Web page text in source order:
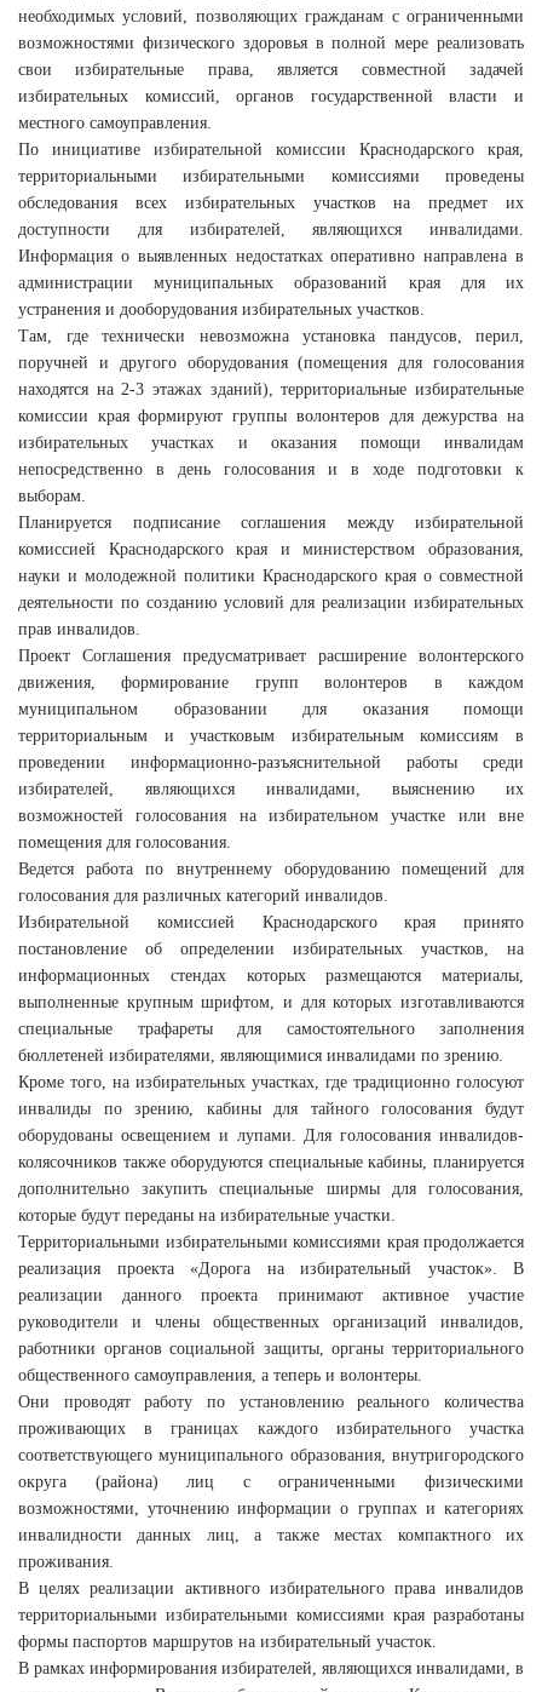
необходимых условий, позволяющих гражданам с ограниченными
возможностями физического здоровья в полной мере реализовать
свои избирательные права, является совместной задачей
избирательных комиссий, органов государственной власти и
местного самоуправления.
По инициативе избирательной комиссии Краснодарского края,
территориальными избирательными комиссиями проведены
обследования всех избирательных участков на предмет их
доступности для избирателей, являющихся инвалидами.
Информация о выявленных недостатках оперативно направлена в
администрации муниципальных образований края для их
устранения и дооборудования избирательных участков.
Там, где технически невозможна установка пандусов, перил,
поручней и другого оборудования (помещения для голосования
находятся на 2-3 этажах зданий), территориальные избирательные
комиссии края формируют группы волонтеров для дежурства на
избирательных участках и оказания помощи инвалидам
непосредственно в день голосования и в ходе подготовки к
выборам.
Планируется подписание соглашения между избирательной
комиссией Краснодарского края и министерством образования,
науки и молодежной политики Краснодарского края о совместной
деятельности по созданию условий для реализации избирательных
прав инвалидов.
Проект Соглашения предусматривает расширение волонтерского
движения, формирование групп волонтеров в каждом
муниципальном образовании для оказания помощи
территориальным и участковым избирательным комиссиям в
проведении информационно-разъяснительной работы среди
избирателей, являющихся инвалидами, выяснению их
возможностей голосования на избирательном участке или вне
помещения для голосования.
Ведется работа по внутреннему оборудованию помещений для
голосования для различных категорий инвалидов.
Избирательной комиссией Краснодарского края принято
постановление об определении избирательных участков, на
информационных стендах которых размещаются материалы,
выполненные крупным шрифтом, и для которых изготавливаются
специальные трафареты для самостоятельного заполнения
бюллетеней избирателями, являющимися инвалидами по зрению.
Кроме того, на избирательных участках, где традиционно голосуют
инвалиды по зрению, кабины для тайного голосования будут
оборудованы освещением и лупами. Для голосования инвалидов-
колясочников также оборудуются специальные кабины, планируется
дополнительно закупить специальные ширмы для голосования,
которые будут переданы на избирательные участки.
Территориальными избирательными комиссиями края продолжается
реализация проекта «Дорога на избирательный участок». В
реализации данного проекта принимают активное участие
руководители и члены общественных организаций инвалидов,
работники органов социальной защиты, органы территориального
общественного самоуправления, а теперь и волонтеры.
Они проводят работу по установлению реального количества
проживающих в границах каждого избирательного участка
соответствующего муниципального образования, внутригородского
округа (района) лиц с ограниченными физическими
возможностями, уточнению информации о группах и категориях
инвалидности данных лиц, а также местах компактного их
проживания.
В целях реализации активного избирательного права инвалидов
территориальными избирательными комиссиями края разработаны
формы паспортов маршрутов на избирательный участок.
В рамках информирования избирателей, являющихся инвалидами, в